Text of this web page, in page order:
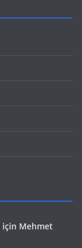
için Mehmet